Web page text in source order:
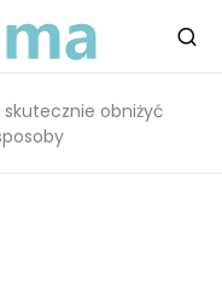
skutecznie obniżyć